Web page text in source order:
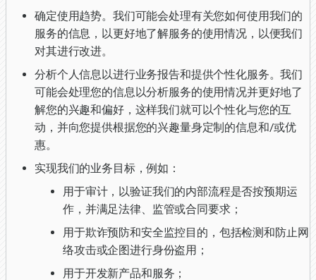
确定使用趋势。我们可能会处理有关您如何使用我们的
服务的信息，以更好地了解服务的使用情况，以便我们
对其进行改进。
分析个人信息以进行业务报告和提供个性化服务。我们
可能会处理您的信息以分析服务的使用情况并更好地了
解您的兴趣和偏好，这样我们就可以个性化与您的互
动，并向您提供根据您的兴趣量身定制的信息和/或优
惠。
实现我们的业务目标，例如：
用于审计，以验证我们的内部流程是否按预期运
作，并满足法律、监管或合同要求；
用于欺诈预防和安全监控目的，包括检测和防止网
络攻击或企图进行身份盗用；
用于开发新产品和服务；